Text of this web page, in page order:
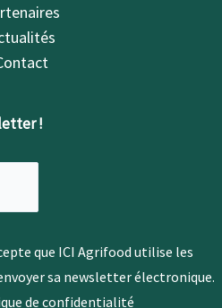
!
que ICI Agrifood utilise les
sa newsletter électronique.
de confidentialité